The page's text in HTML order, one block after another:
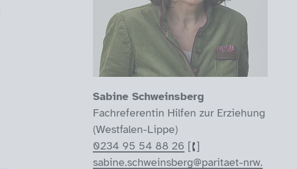
Sabine Schweinsberg
Fachreferentin Hilfen zur Erziehung
(Westfalen-Lippe)
0234 95 54 88 26
sabine.schweinsberg@paritaet-nrw.